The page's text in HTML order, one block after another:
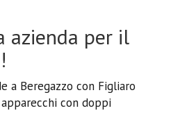
azienda per il
a Beregazzo con Figliaro
con doppi